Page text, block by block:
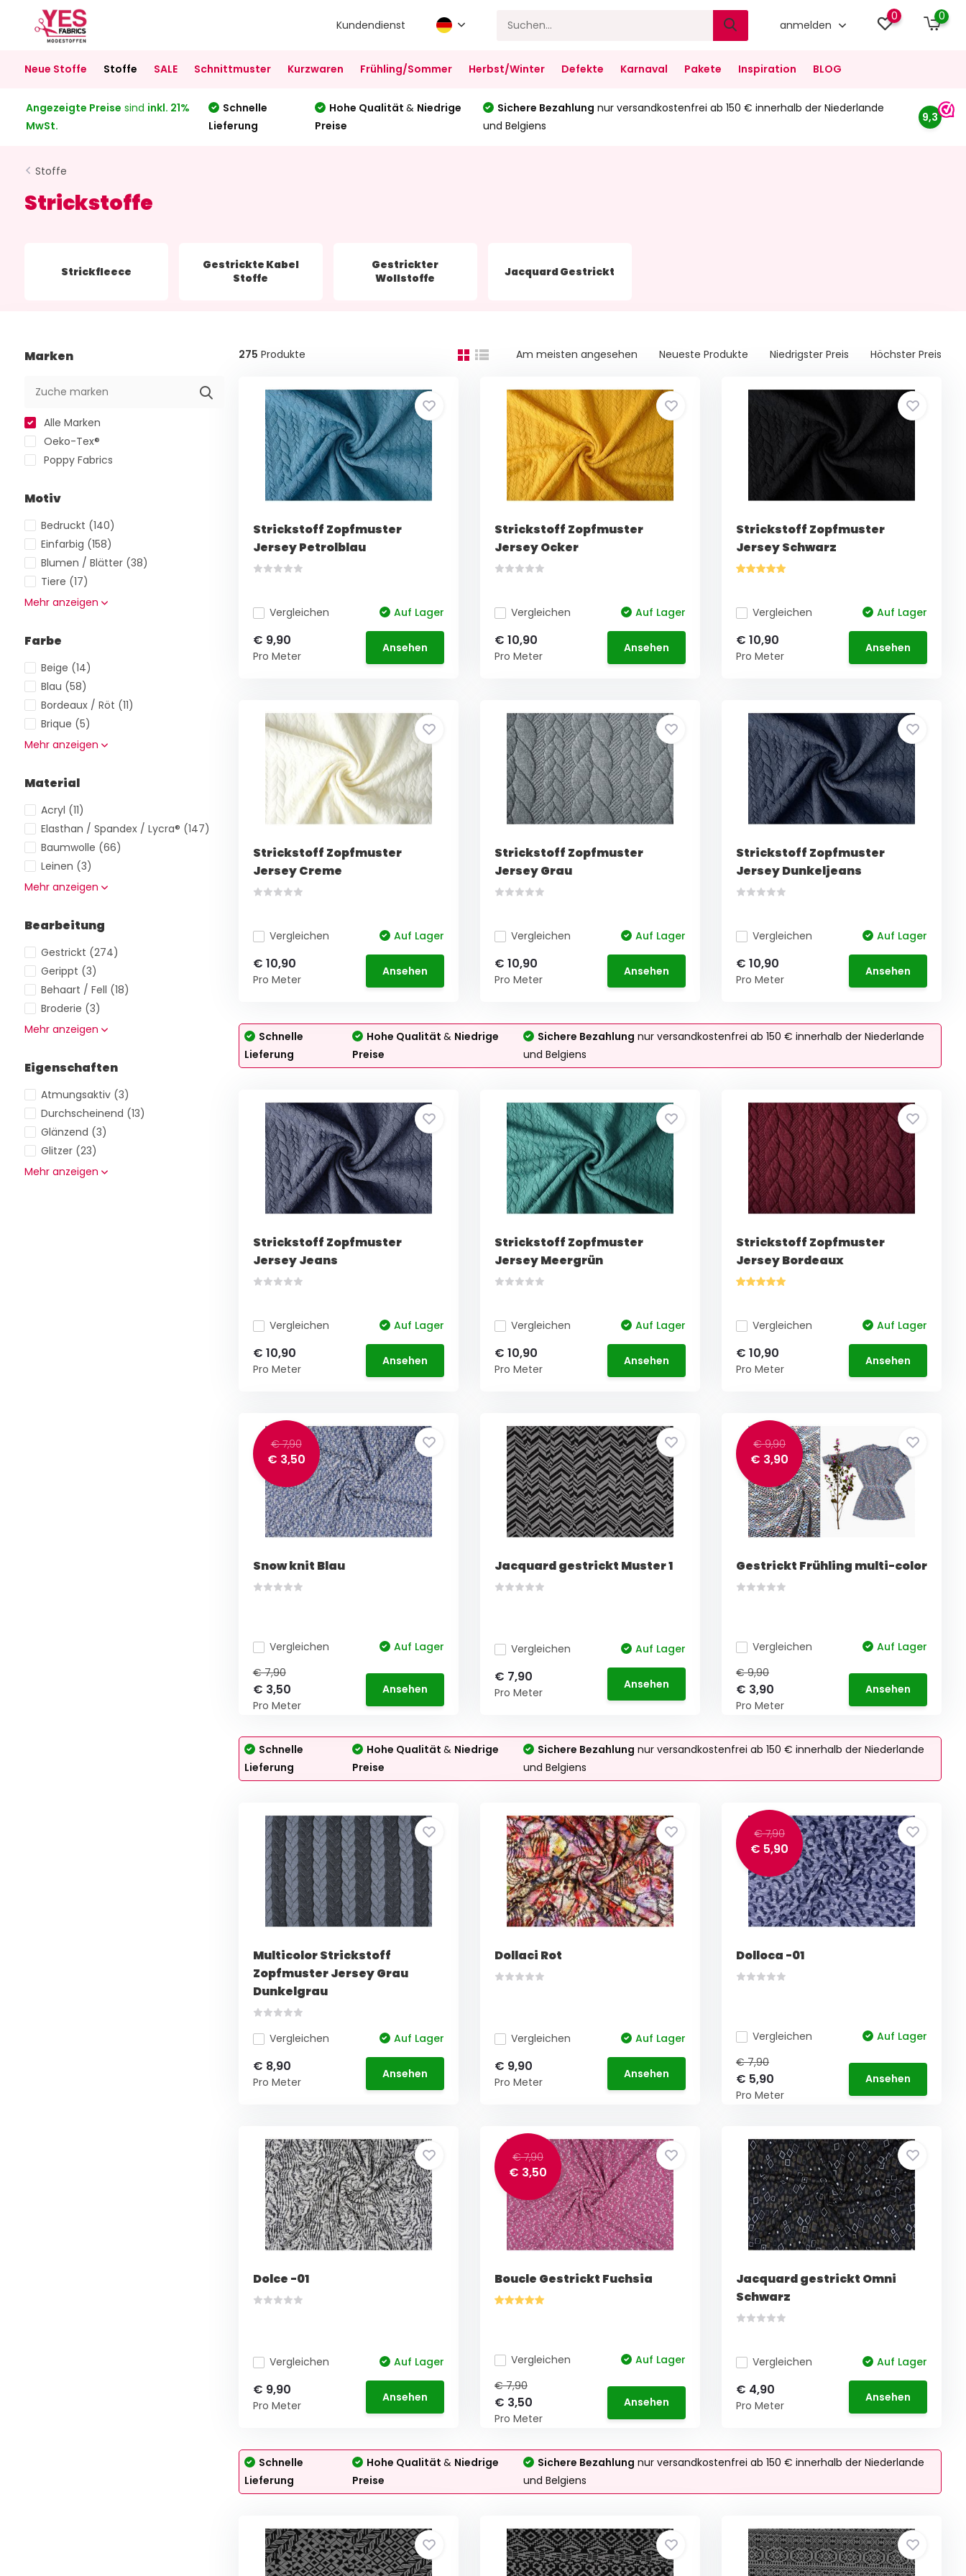
Kundendienst anmelden
0 0
Neue Stoffe Stoffe SALE Schnittmuster Kurzwaren Frühling/Sommer Herbst/Winter Defekte Karnaval Pakete Inspiration BLOG
Angezeigte Preise sind inkl. 21%
MwSt.
Schnelle
Lieferung
Hohe Qualität& Niedrige
Preise
Sichere Bezahlung nur versandkostenfrei ab 150 € innerhalb der Niederlande
und Belgiens
9,3
Stoffe
Strickstoffe
Strickfleece
Gestrickte Kabel
Stoffe
Gestrickter
Wollstoffe
Jacquard Gestrickt
Marken
Alle Marken
Oeko-Tex®
Poppy Fabrics
Motiv
Bedruckt (140)
Einfarbig (158)
Blumen / Blätter (38)
Tiere (17)
Mehr anzeigen
Farbe
Beige (14)
Blau (58)
Bordeaux / Röt (11)
Brique (5)
Mehr anzeigen
Material
Acryl (11)
Elasthan / Spandex / Lycra® (147)
Baumwolle (66)
Leinen (3)
Mehr anzeigen
Bearbeitung
Gestrickt (274)
Gerippt (3)
Behaart / Fell (18)
Broderie (3)
Mehr anzeigen
Eigenschaften
Atmungsaktiv (3)
Durchscheinend (13)
Glänzend (3)
Glitzer (23)
Mehr anzeigen
275 Produkte Am meisten angesehen Neueste Produkte Niedrigster Preis Höchster Preis
Strickstoff Zopfmuster
Jersey Petrolblau
Vergleichen Auf Lager
€ 9,90
Pro Meter
Ansehen
Strickstoff Zopfmuster
Jersey Ocker
Vergleichen Auf Lager
€ 10,90
Pro Meter
Ansehen
Strickstoff Zopfmuster
Jersey Schwarz
Vergleichen Auf Lager
€ 10,90
Pro Meter
Ansehen
Strickstoff Zopfmuster
Jersey Creme
Vergleichen Auf Lager
€ 10,90
Pro Meter
Ansehen
Strickstoff Zopfmuster
Jersey Grau
Vergleichen Auf Lager
€ 10,90
Pro Meter
Ansehen
Strickstoff Zopfmuster
Jersey Dunkeljeans
Vergleichen Auf Lager
€ 10,90
Pro Meter
Ansehen
Schnelle
Lieferung
Hohe Qualität& Niedrige
Preise
Sichere Bezahlung nur versandkostenfrei ab 150 € innerhalb der Niederlande
und Belgiens
Strickstoff Zopfmuster
Jersey Jeans
Vergleichen Auf Lager
€ 10,90
Pro Meter
Ansehen
Strickstoff Zopfmuster
Jersey Meergrün
Vergleichen Auf Lager
€ 10,90
Pro Meter
Ansehen
Strickstoff Zopfmuster
Jersey Bordeaux
Vergleichen Auf Lager
€ 10,90
Pro Meter
Ansehen
€ 7,90
€ 3,50
Snow knit Blau
Vergleichen
Auf Lager
€ 7,90
€ 3,50
Pro Meter
Ansehen
Jacquard gestrickt Muster 1
Vergleichen Auf Lager
€ 7,90
Pro Meter
Ansehen
€ 9,90
€ 3,90
Gestrickt Frühling multi-color
Vergleichen
Auf Lager
€ 9,90
€ 3,90
Pro Meter
Ansehen
Schnelle
Lieferung
Hohe Qualität& Niedrige
Preise
Sichere Bezahlung nur versandkostenfrei ab 150 € innerhalb der Niederlande
und Belgiens
Multicolor Strickstoff
Zopfmuster Jersey Grau
Dunkelgrau
Vergleichen Auf Lager
€ 8,90
Pro Meter
Ansehen
Dollaci Rot
Vergleichen Auf Lager
€ 9,90
Pro Meter
Ansehen
€ 7,90
€ 5,90
Dolloca -01
Vergleichen
Auf Lager
€ 7,90
€ 5,90
Pro Meter
Ansehen
Dolce -01
Vergleichen Auf Lager
€ 9,90
Pro Meter
Ansehen
€ 7,90
€ 3,50
Boucle Gestrickt Fuchsia
Vergleichen
Auf Lager
€ 7,90
€ 3,50
Pro Meter
Ansehen
Jacquard gestrickt Omni
Schwarz
Vergleichen Auf Lager
€ 4,90
Pro Meter
Ansehen
Schnelle
Lieferung
Hohe Qualität& Niedrige
Preise
Sichere Bezahlung nur versandkostenfrei ab 150 € innerhalb der Niederlande
und Belgiens